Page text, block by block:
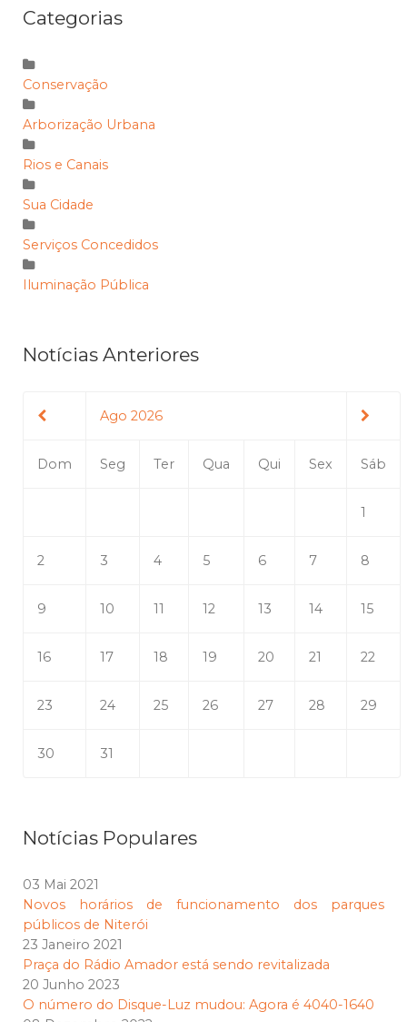
Categorias
Conservação
Arborização Urbana
Rios e Canais
Sua Cidade
Serviços Concedidos
Iluminação Pública
Notícias Anteriores
Ago 2026
Dom Seg Ter Qua Qui Sex Sáb
1
2 3 4 5 6 7 8
9 10 11 12 13 14 15
16 17 18 19 20 21 22
23 24 25 26 27 28 29
30 31
Notícias Populares
03 Mai 2021
Novos horários de funcionamento dos parques
públicos de Niterói
23 Janeiro 2021
Praça do Rádio Amador está sendo revitalizada
20 Junho 2023
O número do Disque-Luz mudou: Agora é 4040-1640